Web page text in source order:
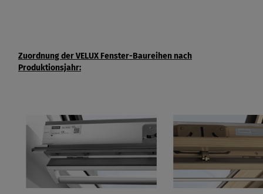
Zuordnung der VELUX Fenster-Baureihen nach
Produktionsjahr: